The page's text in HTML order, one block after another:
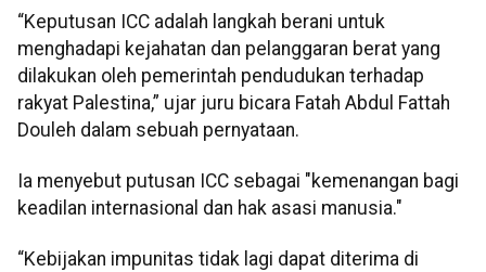
“Keputusan ICC adalah langkah berani untuk
menghadapi kejahatan dan pelanggaran berat yang
dilakukan oleh pemerintah pendudukan terhadap
rakyat Palestina,” ujar juru bicara Fatah Abdul Fattah
Douleh dalam sebuah pernyataan.
Ia menyebut putusan ICC sebagai "kemenangan bagi
keadilan internasional dan hak asasi manusia."
“Kebijakan impunitas tidak lagi dapat diterima di